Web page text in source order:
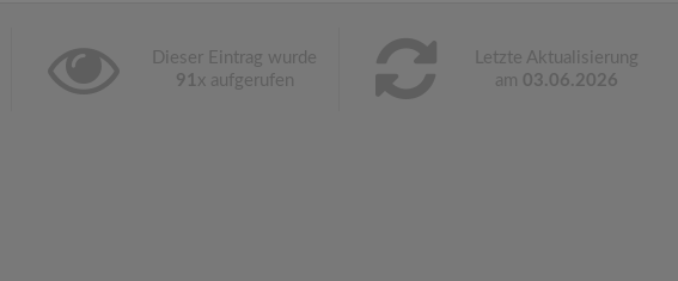
Dieser Eintrag wurde
91 x aufgerufen
Letzte Aktualisierung
am 03.06.2026